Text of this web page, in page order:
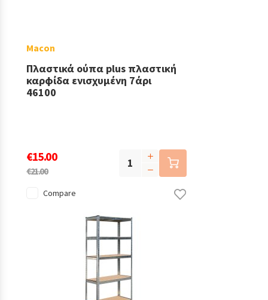
Macon
Πλαστικά ούπα plus πλαστική
καρφίδα ενισχυμένη 7άρι
46100
€15.00
€21.00
Compare